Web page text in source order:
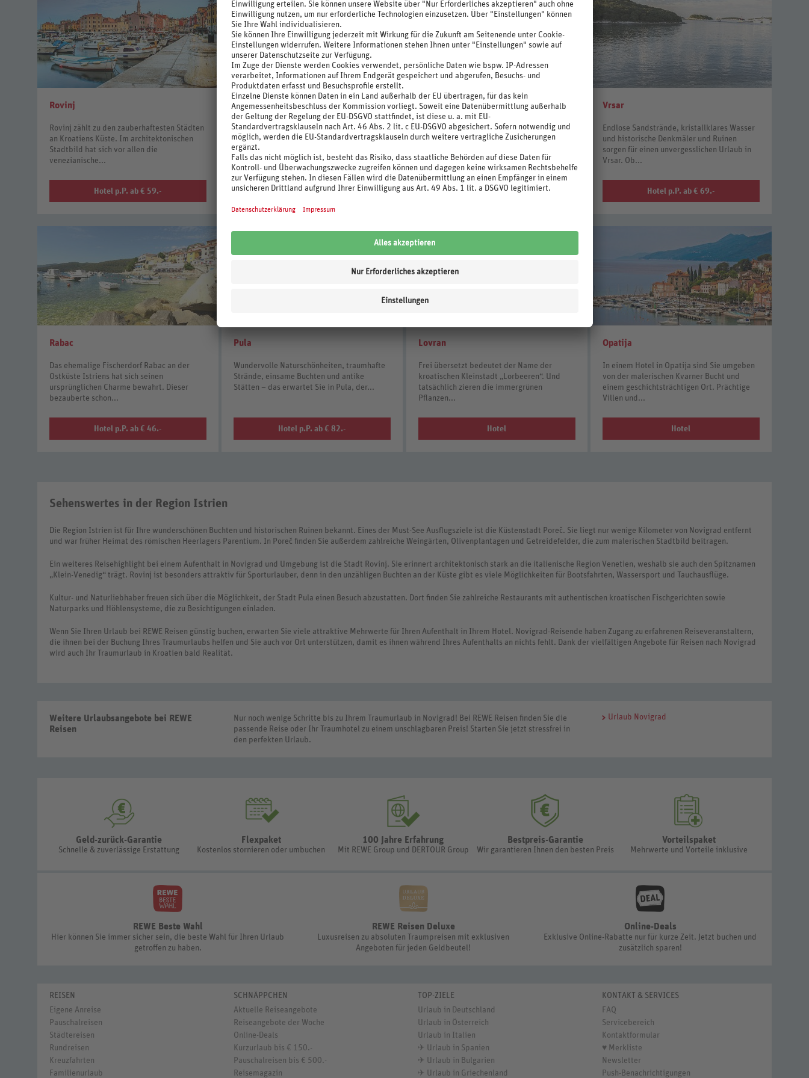
Rovinj
Rovinj zählt zu den zauberhaftesten Städten
an Kroatiens Küste. Im architektonischen
Stadtbild hat sich vor allen die
venezianische...
Hotel p.P. ab € 59.-
Porec
Das ehemalige römische Heerlager
Parentium blickt auf eine mehr als 2.000
Jahre alte Geschichte zurück. Dem heute
größten und...
Hotel p.P. ab € 95.-
Umag
Die malerische Hafenstadt Umag erstreckt
sich an der kroatischen Adriaküste. Sie lockt
Meerwasser...
Hotel p.P. ab € 70.-
Vrsar
Endlose Sandstrände, kristallklares Wasser
und historische Denkmäler und Ruinen
sorgen für einen unvergesslichen Urlaub in
Vrsar. Ob...
Hotel p.P. ab € 69.-
Rabac
Das ehemalige Fischerdorf Rabac an der
Ostküste Istriens hat sich seinen
ursprünglichen Charme bewahrt. Dieser
bezauberte schon...
Hotel p.P. ab € 46.-
Pula
Wundervolle Naturschönheiten, traumhafte
Strände, einsame Buchten und antike
Stätten – das erwartet Sie in Pula, der...
Hotel p.P. ab € 82.-
Lovran
Frei übersetzt bedeutet der Name der
kroatischen Kleinstadt „Lorbeeren“. Und
tatsächlich zieren die immergrünen
Pflanzen...
Hotel
Opatija
In einem Hotel in Opatija sind Sie umgeben
von der malerischen Kvarner Bucht und
einem geschichtsträchtigen Ort. Prächtige
Villen und...
Hotel
Sehenswertes in der Region Istrien
Die Region Istrien ist für Ihre wunderschönen Buchten und historischen Ruinen bekannt. Eines der Must-See Ausflugsziele ist die Küstenstadt Poreč. Sie liegt nur wenige Kilometer von Novigrad entfernt
und war früher Heimat des römischen Heerlagers Parentium. In Poreč finden Sie außerdem zahlreiche Weingärten, Olivenplantagen und Getreidefelder, die zum malerischen Stadtbild beitragen.
Ein weiteres Reisehighlight bei einem Aufenthalt in Novigrad und Umgebung ist die Stadt Rovinj. Sie erinnert architektonisch stark an die italienische Region Venetien, weshalb sie auch den Spitznamen
„Klein-Venedig“ trägt. Rovinj ist besonders attraktiv für Sporturlauber, denn in den unzähligen Buchten an der Küste gibt es viele Möglichkeiten für Bootsfahrten, Wassersport und Tauchausflüge.
Kultur- und Naturliebhaber freuen sich über die Möglichkeit, der Stadt Pula einen Besuch abzustatten. Dort finden Sie zahlreiche Restaurants mit authentischen kroatischen Fischgerichten sowie
Naturparks und Höhlensysteme, die zu Besichtigungen einladen.
Wenn Sie Ihren Urlaub bei REWE Reisen günstig buchen, erwarten Sie viele attraktive Mehrwerte für Ihren Aufenthalt in Ihrem Hotel. Novigrad-Reisende haben Zugang zu erfahrenen Reiseveranstaltern,
die ihnen bei der Buchung Ihres Traumurlaubs helfen und Sie auch vor Ort unterstützen, damit es ihnen während Ihres Aufenthalts an nichts fehlt. Dank der vielfältigen Angebote für Reisen nach Novigrad
wird auch Ihr Traumurlaub in Kroatien bald Realität.
Weitere Urlaubsangebote bei REWE
Reisen
Nur noch wenige Schritte bis zu Ihrem Traumurlaub in Novigrad! Bei REWE Reisen finden Sie die
passende Reise oder Ihr Traumhotel zu einem unschlagbaren Preis! Starten Sie jetzt stressfrei in
den perfekten Urlaub.
Urlaub Novigrad
Geld-zurück-Garantie
Schnelle & zuverlässige Erstattung
Flexpaket
Kostenlos stornieren oder umbuchen
100 Jahre Erfahrung
Mit REWE Group und DERTOUR Group
Bestpreis-Garantie
Wir garantieren Ihnen den besten Preis
Vorteilspaket
Mehrwerte und Vorteile inklusive
REWE Beste Wahl
Hier können Sie immer sicher sein, die beste Wahl für Ihren Urlaub
getroffen zu haben.
REWE Reisen Deluxe
Luxusreisen zu absoluten Traumpreisen mit exklusiven
Angeboten für jeden Geldbeutel!
Online-Deals
Exklusive Online-Rabatte nur für kurze Zeit. Jetzt buchen und
zusätzlich sparen!
REISEN
Eigene Anreise
Pauschalreisen
Städtereisen
Rundreisen
Kreuzfahrten
Familienurlaub
SCHNÄPPCHEN
Aktuelle Reiseangebote
Reiseangebote der Woche
Online-Deals
Kurzurlaub bis € 150.-
Pauschalreisen bis € 500.-
Reisemagazin
TOP-ZIELE
Urlaub in Deutschland
Urlaub in Österreich
Urlaub in Italien
✈ Urlaub in Spanien
✈ Urlaub in Bulgarien
✈ Urlaub in Griechenland
KONTAKT & SERVICES
FAQ
Servicebereich
Kontaktformular
♥ Merkliste
Newsletter
Push-Benachrichtigungen